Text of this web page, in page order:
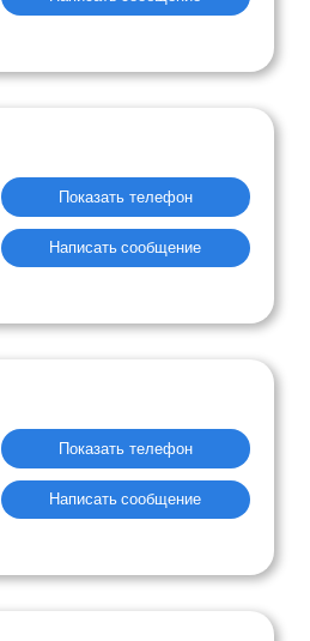
Показать телефон
Написать сообщение
Показать телефон
Написать сообщение